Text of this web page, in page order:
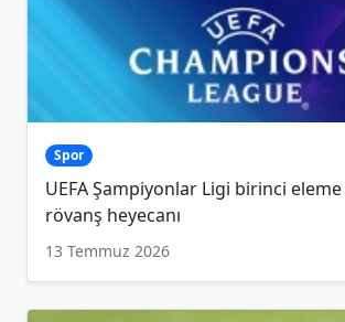
Spor
UEFA Şampiyonlar Ligi birinci
rövanş heyecanı
13 Temmuz 2026